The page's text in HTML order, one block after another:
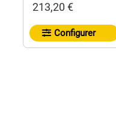
213,20 €
Configurer